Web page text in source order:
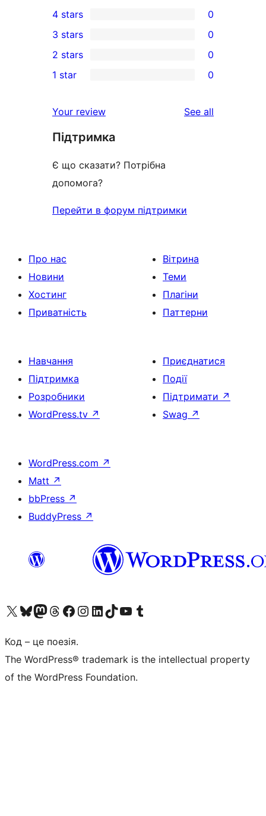
5-
star
reviews
4-
star
reviews
4 stars 0
0
3-
star
3 stars 0
2-
reviews
2 stars 0
star
reviews
1 star 0
Your review See all
Підтримка
Є що сказати? Потрібна
допомога?
Перейти в форум підтримки
Про нас
Новини
Хостинг
Приватність
Вітрина
Теми
Плагіни
Паттерни
Навчання
Підтримка
Розробники
WordPress.tv ↗
Приєднатися
Події
Підтримати ↗
Swag ↗
WordPress.com ↗
Matt ↗
bbPress ↗
BuddyPress ↗
Visit our X (formerly Twitter) account
Visit our Bluesky account
Завітайте до нашої стрічки в Mastodon
Visit our Threads account
Завітайте на нашу сторінку в Facebook
Visit our Instagram account
Visit our LinkedIn account
Visit our TikTok account
Visit our YouTube channel
Visit our Tumblr account
Код – це поезія.
The WordPress® trademark is the intellectual property
of the WordPress Foundation.